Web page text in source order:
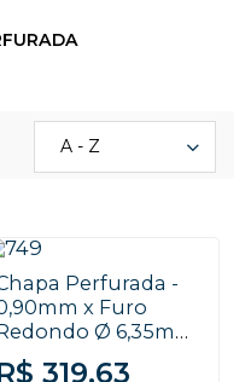
A - Z
Perfurada -
x Furo
Ø 6,35mm
x EC 9mm x 2x1m
319,63